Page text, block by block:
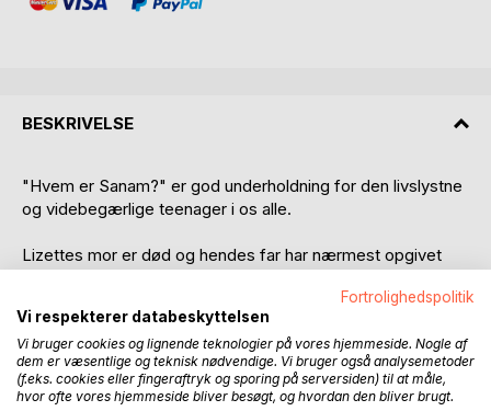
BESKRIVELSE
"Hvem er Sanam?" er god underholdning for den livslystne
og videbegærlige teenager i os alle.
Lizettes mor er død og hendes far har nærmest opgivet
OurBreak, hvor alle fra skolen hænger ud. Her finder Lizette
en forstående ven at tale med. Men hvem er denne ven
egentlig, og hvorfor bliver Lizette helt rundt på gulvet, da
hun begynder at spille musical-teater med den søde, nye
pige på skolen, Sanam fra Syrien?
Fortrolighedspolitik
Vi respekterer databeskyttelsen
Vi bruger cookies og lignende teknologier på vores hjemmeside. Nogle af
dem er væsentlige og teknisk nødvendige. Vi bruger også analysemetoder
(f.eks. cookies eller fingeraftryk og sporing på serversiden) til at måle,
hvor ofte vores hjemmeside bliver besøgt, og hvordan den bliver brugt.